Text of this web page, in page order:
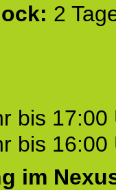
2
bis 17:00
bis 16:00
im